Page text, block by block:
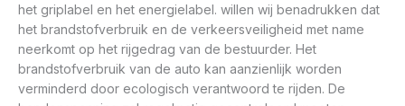
het griplabel en het energielabel. willen wij benadrukken dat
het brandstofverbruik en de verkeersveiligheid met name
neerkomt op het rijgedrag van de bestuurder. Het
brandstofverbruik van de auto kan aanzienlijk worden
verminderd door ecologisch verantwoord te rijden. De